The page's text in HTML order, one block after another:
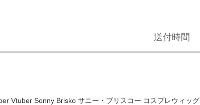
送付時間
Vtuber Sonny Brisko サニー・ブリスコー コスプレウィッグ